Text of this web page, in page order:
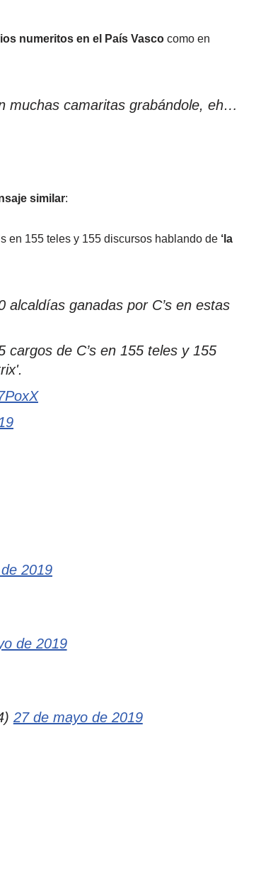
numeritos en el País Vasco como en
muchas camaritas grabándole, eh…
similar:
en 155 teles y 155 discursos hablando de ‘la
ganadas por C’s en estas
de C’s en 155 teles y 155
2019
de 2019
27 de mayo de 2019